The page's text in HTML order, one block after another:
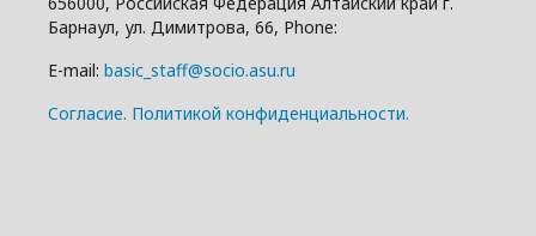
Барнаул, ул. Димитрова, 66, Phone:
E-mail: basic_staff@socio.asu.ru
Cогласие. Политикой конфиденциальности.